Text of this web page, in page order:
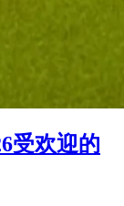
受欢迎的